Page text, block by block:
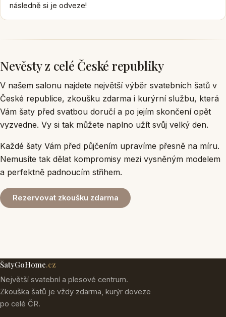
následně si je odveze!
Nevěsty z celé České republiky
V našem salonu najdete největší výběr svatebních šatů v
České republice, zkoušku zdarma i kurýrní službu, která
Vám šaty před svatbou doručí a po jejím skončení opět
vyzvedne. Vy si tak můžete naplno užít svůj velký den.
Každé šaty Vám před půjčením upravíme přesně na míru.
Nemusíte tak dělat kompromisy mezi vysněným modelem
a perfektně padnoucím střihem.
Rezervovat zkoušku zdarma
ŠatyGoHome.cz
Největší svatební a plesové centrum.
Zkouška šatů je vždy zdarma, kurýr doveze
po celé ČR.